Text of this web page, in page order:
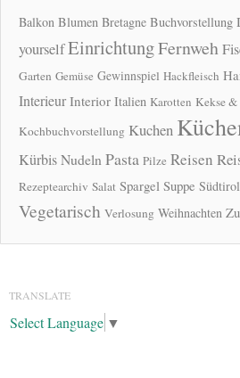
Balkon Blumen Bretagne Buchvorstellung
yourselfEinrichtungFernweh
Garten Gemüse Gewinnspiel Hackfleisch
Interieur Interior Italien Karotten Kekse
Kochbuchvorstellung Kuchen
KürbisNudeln Pasta Pilze Reisen
Rezeptearchiv Salat Spargel Suppe Südtirol
Vegetarisch Verlosung Weihnachten
TRANSLATE
Select Language ▼